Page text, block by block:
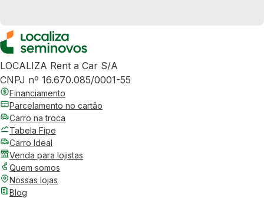
LOCALIZA Rent a Car S/A
CNPJ nº 16.670.085/0001-55
Financiamento
Parcelamento no cartão
Carro na troca
Tabela Fipe
Carro Ideal
Venda para lojistas
Quem somos
Nossas lojas
Blog